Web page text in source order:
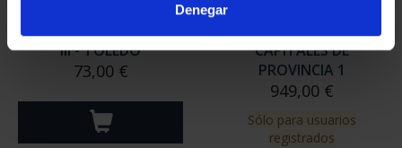
Denegar
CIUDADES PATRIMONIO
III - TOLEDO
73,00 €
CAPITALES DE
PROVINCIA 1
949,00 €
Sólo para usuarios
registrados